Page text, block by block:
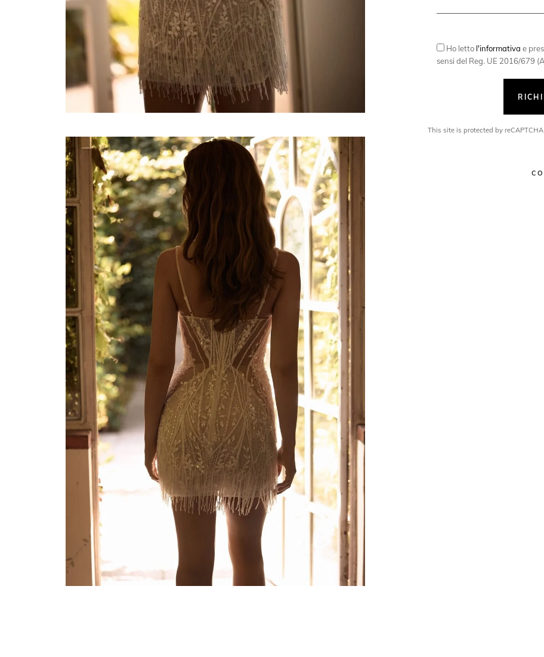
Ho letto l'informativa e
sensi del Reg. UE 2016/679
This site is protected by